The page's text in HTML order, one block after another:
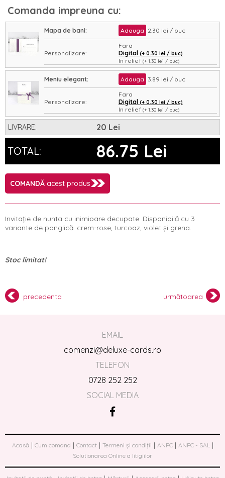
Comanda impreuna cu:
Mapa de bani: Adauga 2.30 lei / buc
Personalizare:
Fara
Digital (+ 0.30 lei / buc)
In relief (+ 1.30 lei / buc)
Asamblare: Nu Da(+ 0.35 lei / buc)
Meniu elegant: Adauga 3.89 lei / buc
Personalizare:
Fara
Digital (+ 0.30 lei / buc)
In relief (+ 1.30 lei / buc)
Asamblare: Nu Da(+ 0.35 lei / buc)
LIVRARE: 20 Lei
TOTAL: 86.75 Lei
COMANDĂ acest produs
Invitație de nunta cu inimioare decupate. Disponibilă cu 3
variante de panglică: crem-rose, turcoaz, violet și grena.
Stoc limitat!
precedenta următoarea
EMAIL
comenzi@deluxe-cards.ro
TELEFON
0728 252 252
SOCIAL MEDIA
Acasă | Cum comand | Contact | Termeni și condiții | ANPC | ANPC - SAL |
Solutionarea Online a litigiilor